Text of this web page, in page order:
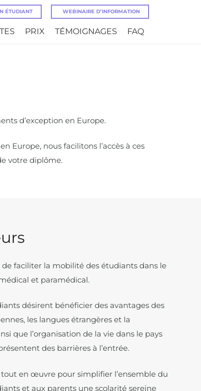
ÉTUDIANT WEBINAIRE D’INFORMATION
PRIX TÉMOIGNAGES FAQ
d’exception en Europe.
Europe, nous facilitons l’accès à ces
votre diplôme.
de faciliter la mobilité des étudiants dans le
et paramédical.
désirent bénéficier des avantages des
les langues étrangères et la
que l’organisation de la vie dans le pays
des barrières à l’entrée.
en œuvre pour simplifier l’ensemble du
et aux parents une scolarité sereine